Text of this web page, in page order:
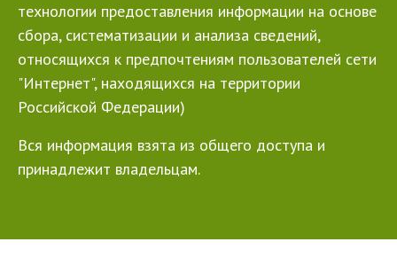
технологии предоставления информации на основе
сбора, систематизации и анализа сведений,
относящихся к предпочтениям пользователей сети
"Интернет", находящихся на территории
Российской Федерации)
Вся информация взята из общего доступа и
принадлежит владельцам.